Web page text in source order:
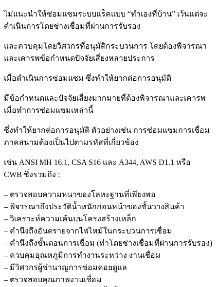
ไม่แนะนำให้ซ่อมแซมระบบแร็คแบบ “ทำเองที่บ้าน” เว้นแต่จะ
ดำเนินการโดยช่างเชื่อมที่ผ่านการรับรอง
และควบคุมโดยวิศวกรที่อนุมัติกระบวนการ โดยต้องพิจารณา
และเคารพข้อกำหนดปัจจัยเสี่ยงหลายประการ
เมื่อดำเนินการซ่อมแซม ซึ่งทำให้ยากต่อการอนุมัติ
มีข้อกำหนดและปัจจัยเสี่ยงมากมายที่ต้องพิจารณาและเคารพ
เมื่อทำการซ่อมแซมเหล่านี้
ซึ่งทำให้ยากต่อการอนุมัติ ตัวอย่างเช่น การซ่อมแซมการเชื่อม
ภาคสนามต้องเป็นไปตามรหัสที่เกี่ยวข้อง
เช่น ANSI MH 16.1, CSA S16 และ A344, AWS D1.1 หรือ
CWB ซึ่งรวมถึง :
– ตรวจสอบความหนาของโลหะฐานที่เพียงพอ
– พิจารณาถึงประวัติน้ำหนักก่อนหน้าของชั้นวางสินค้า
– วิเคราะห์ความเค้นบนโครงสร้างเหล็ก
– คำนึงถึงอันตรายจากไฟไหม้ในกระบวนการเชื่อม
– คำนึงถึงขั้นตอนการเชื่อม (ทำโดยช่างเชื่อมที่ผ่านการรับรอง)
– ควบคุมอุณหภูมิการทำงานระหว่าง งานเชื่อม
– มีวิศวกรผู้ชำนาญการซ่อมคอยดูแล
– ตรวจสอบคุณภาพงานเชื่อม